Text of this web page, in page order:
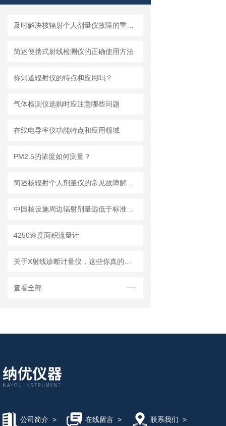
简述便携式射线检测仪的正确使用方法
你知道辐射仪的特点和应用吗？
气体检测仪选购时应注意哪些问题
在线电导率仪功能特点和应用领域
PM2.5的浓度如何测量？
4250速度面积流量计
查看全部
公司简介 > 在线留言> 联系我们 >